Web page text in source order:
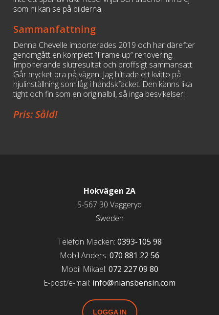
som ni kan se på bilderna.
Sammanfattning
Denna Chevelle importerades 2019 och har därefter
genomgått en komplett ”Frame up” renovering.
Imponerande slutresultat och proffsigt sammansatt.
Går mycket bra på vägen. Jag hittade ett kvitto på
hjulinställning som låg i handskfacket. Den känns lika
tight och fin som en originalbil, så inga besvikelser!
Pris: Såld!
Hokvägen 2A
S-567 30 Vaggeryd
Sweden
Telefon Macken: 0393-105 98
Mobil Anders: 070 881 22 56
Mobil Mikael: 072 227 09 80
E-post/e-mail: info@niansbensin.com
LOGGA IN